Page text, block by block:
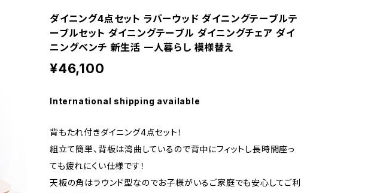
ダイニング4点セット ラバーウッド ダイニングテーブルテ
ーブルセット ダイニングテーブル ダイニングチェア ダイ
ニングベンチ 新生活 一人暮らし 模様替え
¥46,100
International shipping available
背もたれ付きダイニング4点セット！
組立て簡単、背板は湾曲しているので背中にフィットし長時間座っ
ても疲れにくい仕様です！
天板の角はラウンド型なのでお子様がいるご家庭でも安心してご利